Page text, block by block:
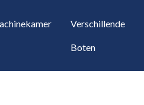
Verschillende
Boten